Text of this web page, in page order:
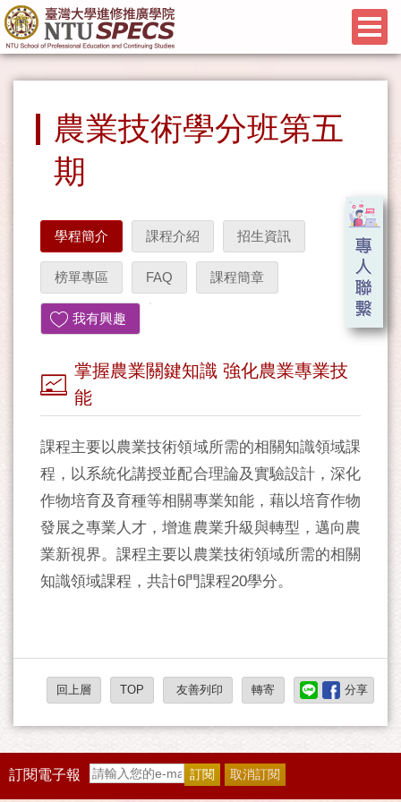
農業技術學分班第五
期
學程簡介 課程介紹 招生資訊
榜單專區 FAQ 課程簡章
我有興趣
掌握農業關鍵知識 強化農業專業技
能
課程主要以農業技術領域所需的相關知識領域課
程，以系統化講授並配合理論及實驗設計，深化
作物培育及育種等相關專業知能，藉以培育作物
發展之專業人才，增進農業升級與轉型，邁向農
業新視界。課程主要以農業技術領域所需的相關
知識領域課程，共計6門課程20學分。
回上層 TOP 友善列印 轉寄 分享
訂閱電子報